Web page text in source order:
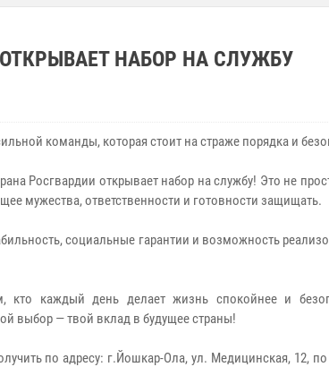
НАБОР НА СЛУЖБУ
команды, которая стоит на страже порядка и
Росгвардии открывает набор на службу! Это не
мужества, ответственности и готовности защищать.
социальные гарантии и возможность
кто каждый день делает жизнь спокойнее и
выбор — твой вклад в будущее страны!
по адресу: г.Йошкар-Ола, ул. Медицинская, 12, по